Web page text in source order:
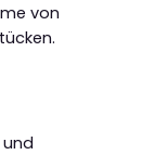
von